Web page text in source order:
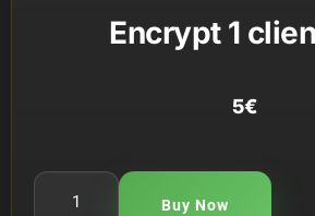
Encrypt 1
5€
Buy Now